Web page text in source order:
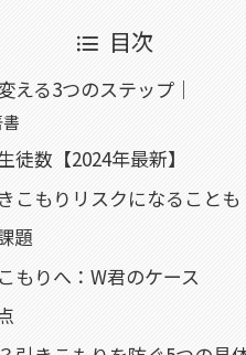
目次
える3つのステップ｜
数【2024年最新】
こもりリスクになることも
題
もりへ：W君のケース